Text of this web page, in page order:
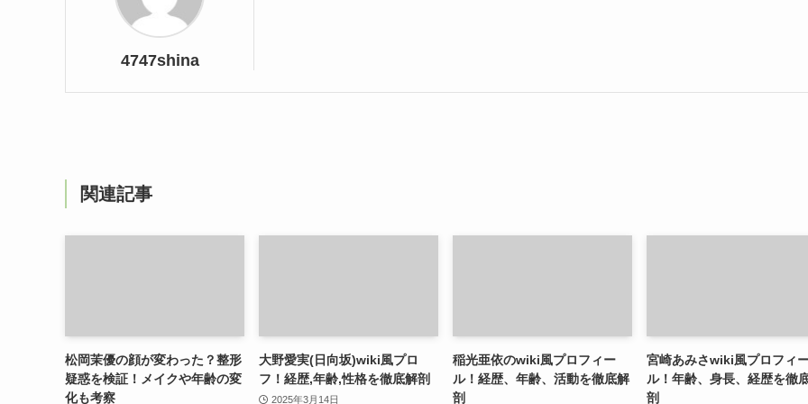
4747shina
関連記事
松岡茉優の顔が変わった？整形
疑惑を検証！メイクや年齢の変
化も考察
大野愛実(日向坂)wiki風プロ
フ！経歴,年齢,性格を徹底解剖
2025年3月14日
稲光亜依のwiki風プロフィー
ル！経歴、年齢、活動を徹底解
剖
宮崎あみさwiki風プロフィ
ル！年齢、身長、経歴を徹
剖